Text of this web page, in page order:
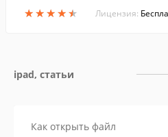
★★★★★
★★★★★
й .
Лицензия:
ipad, статьи
Как открыть файл